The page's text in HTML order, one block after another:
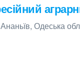
Одеська